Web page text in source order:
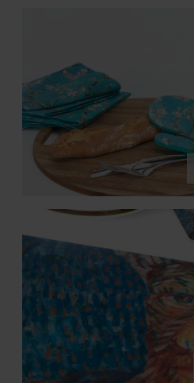
Lienzos y Láminas
Regalos